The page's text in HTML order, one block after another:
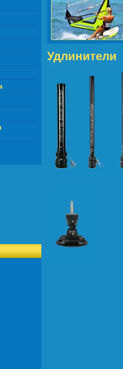
Удлинители